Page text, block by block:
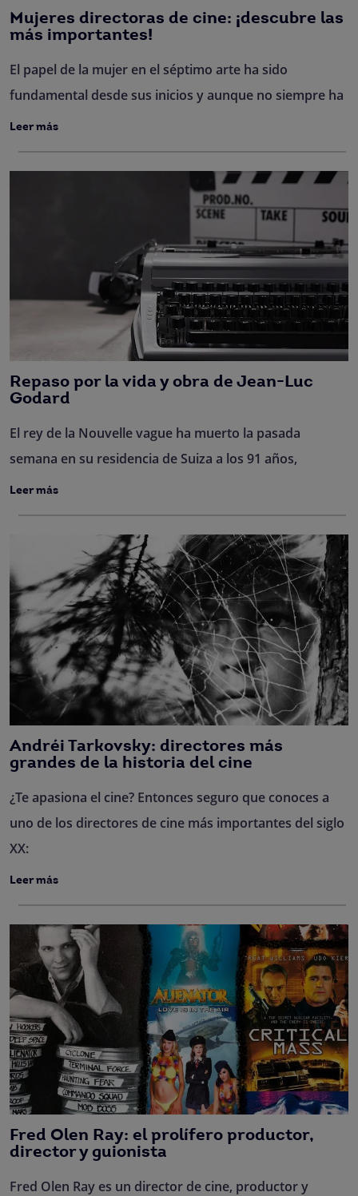
Mujeres directoras de cine: ¡descubre las
más importantes!
El papel de la mujer en el séptimo arte ha sido
fundamental desde sus inicios y aunque no siempre ha
Leer más
Repaso por la vida y obra de Jean-Luc
Godard
El rey de la Nouvelle vague ha muerto la pasada
semana en su residencia de Suiza a los 91 años,
Leer más
Andréi Tarkovsky: directores más
grandes de la historia del cine
¿Te apasiona el cine? Entonces seguro que conoces a
uno de los directores de cine más importantes del siglo
XX:
Leer más
Fred Olen Ray: el prolífero productor,
director y guionista
Fred Olen Ray es un director de cine, productor y